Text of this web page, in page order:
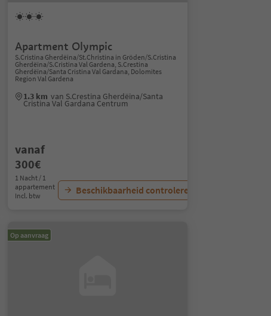
Apartment Olympic
S.Cristina Gherdëina/St.Christina in Gröden/S.Cristina
Gherdëina/S.Cristina Val Gardena, S.Crestina
Gherdëina/Santa Cristina Val Gardana, Dolomites
Region Val Gardena
1.3 km van S.Crestina Gherdëina/Santa
Cristina Val Gardana Centrum
vanaf
300€
1 Nacht / 1
appartement
Incl. btw
Beschikbaarheid controleren
Op aanvraag